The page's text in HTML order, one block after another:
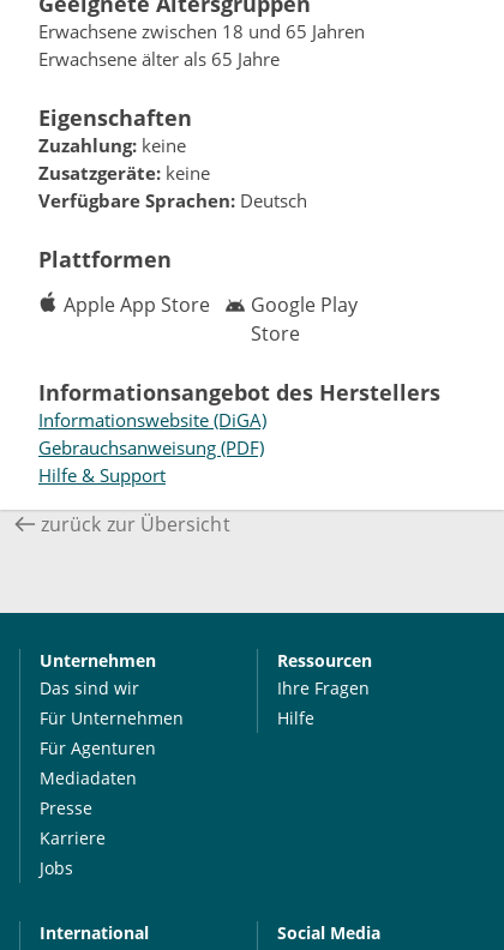
Erwachsene zwischen 18 und 65 Jahren
Erwachsene älter als 65 Jahre
Eigenschaften
Zuzahlung: keine
Zusatzgeräte: keine
Verfügbare Sprachen: Deutsch
Plattformen
Apple App Store
Google Play
Store
Informationsangebot des Herstellers
Informationswebsite (DiGA)
Gebrauchsanweisung (PDF)
Hilfe & Support
zurück zur Übersicht
Unternehmen
Das sind wir
Für Unternehmen
Für Agenturen
Mediadaten
Presse
Karriere
Jobs
Ressourcen
Ihre Fragen
Hilfe
International
Social Media